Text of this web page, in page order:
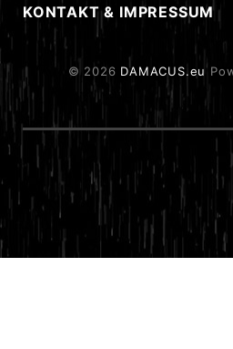
KONTAKT & IMPRESSUM
© 2026 DAMACUS.eu